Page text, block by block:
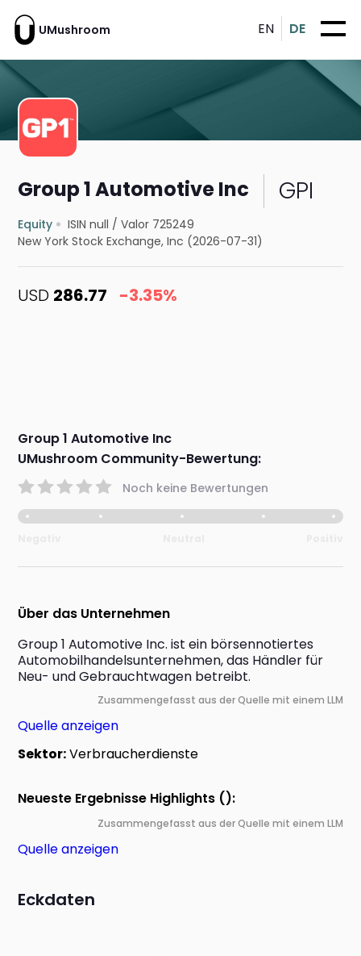
UMushroom EN DE
Group 1 Automotive Inc GPI
Equity ISIN null /Valor 725249
New York Stock Exchange, Inc (2026-07-31)
USD 286.77 -3.35%
Group 1 Automotive Inc
UMushroom Community-Bewertung:
Noch keine Bewertungen
Über das Unternehmen
Group 1 Automotive Inc. ist ein börsennotiertes
Automobilhandelsunternehmen, das Händler für
Neu- und Gebrauchtwagen betreibt.
Zusammengefasst aus der Quelle mit einem LLM
Quelle anzeigen
Sektor:Verbraucherdienste
Neueste Ergebnisse Highlights ():
Zusammengefasst aus der Quelle mit einem LLM
Quelle anzeigen
Eckdaten